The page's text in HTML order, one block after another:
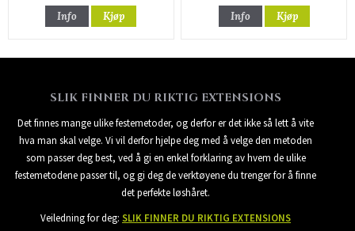
Info Kjøp Info Kjøp
SLIK FINNER DU RIKTIG EXTENSIONS
Det finnes mange ulike festemetoder, og derfor er det ikke så lett å vite
hva man skal velge. Vi vil derfor hjelpe deg med å velge den metoden
som passer deg best, ved å gi en enkel forklaring av hvem de ulike
festemetodene passer til, og gi deg de verktøyene du trenger for å finne
det perfekte løshåret.
Veiledning for deg: SLIK FINNER DU RIKTIG EXTENSIONS